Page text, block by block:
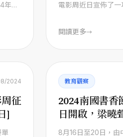
年全
電影周近日宣佈了
中心將成為藍 ...
閱讀更多→
2024
征
]
教育觀察
2024南國書香
日開啟，梁曉
麥家、馬伯庸
8月16日至20日，由